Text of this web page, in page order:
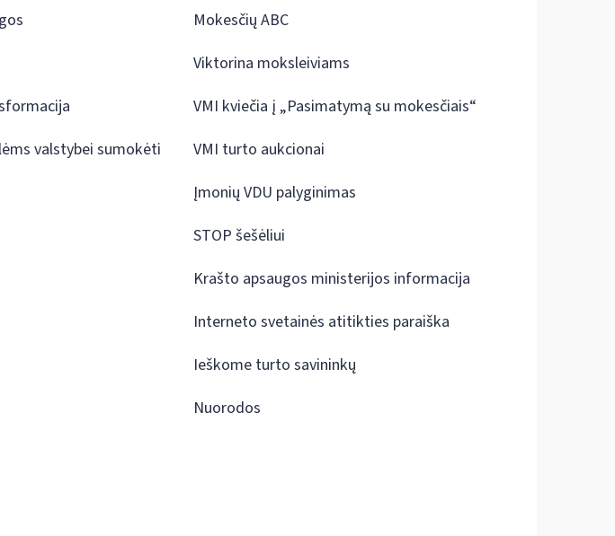
valstybei sumokėti
Mokesčių ABC
Viktorina moksleiviams
VMI kviečia į „Pasimatymą su mokesčiais“
VMI turto aukcionai
Įmonių VDU palyginimas
STOP šešėliui
Krašto apsaugos ministerijos informacija
Interneto svetainės atitikties paraiška
Ieškome turto savininkų
Nuorodos